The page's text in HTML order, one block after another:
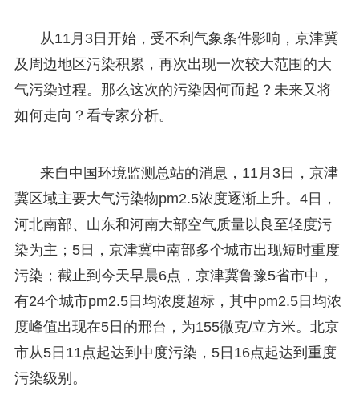
从11月3日开始，受不利气象条件影响，京津冀
及周边地区污染积累，再次出现一次较大范围的大
气污染过程。那么这次的污染因何而起？未来又将
如何走向？看专家分析。
来自中国环境监测总站的消息，11月3日，京津
冀区域主要大气污染物pm2.5浓度逐渐上升。4日，
河北南部、山东和河南大部空气质量以良至轻度污
染为主；5日，京津冀中南部多个城市出现短时重度
污染；截止到今天早晨6点，京津冀鲁豫5省市中，
有24个城市pm2.5日均浓度超标，其中pm2.5日均浓
度峰值出现在5日的邢台，为155微克/立方米。北京
市从5日11点起达到中度污染，5日16点起达到重度
污染级别。